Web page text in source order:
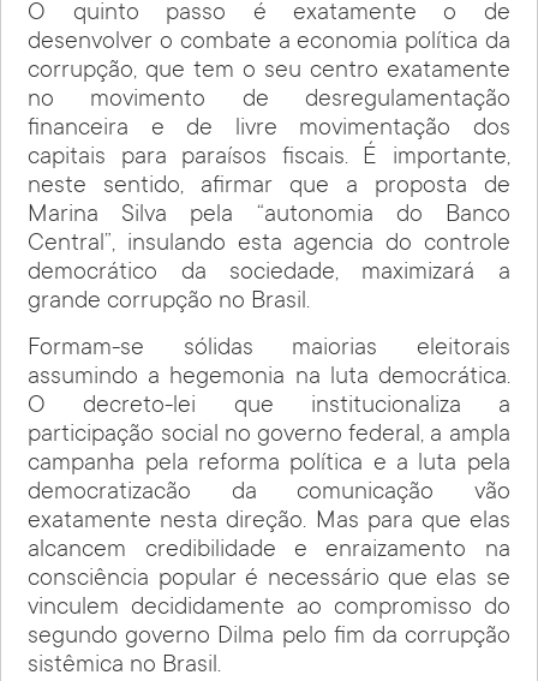
O quinto passo é exatamente o de
desenvolver o combate a economia política da
corrupção, que tem o seu centro exatamente
no movimento de desregulamentação
financeira e de livre movimentação dos
capitais para paraísos fiscais. É importante,
neste sentido, afirmar que a proposta de
Marina Silva pela “autonomia do Banco
Central”, insulando esta agencia do controle
democrático da sociedade, maximizará a
grande corrupção no Brasil.
Formam-se sólidas maiorias eleitorais
assumindo a hegemonia na luta democrática.
O decreto-lei que institucionaliza a
participação social no governo federal, a ampla
campanha pela reforma política e a luta pela
democratizacão da comunicação vão
exatamente nesta direção. Mas para que elas
alcancem credibilidade e enraizamento na
consciência popular é necessário que elas se
vinculem decididamente ao compromisso do
segundo governo Dilma pelo fim da corrupção
sistêmica no Brasil.